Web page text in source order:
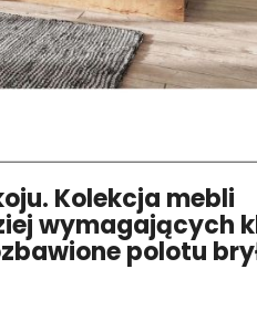
Kolekcja mebli
wymagających
polotu